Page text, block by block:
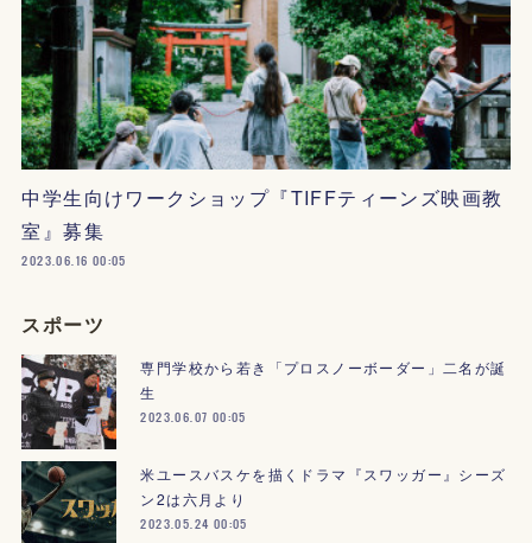
中学生向けワークショップ『TIFFティーンズ映画教
室』募集
2023.06.16 00:05
スポーツ
専門学校から若き「プロスノーボーダー」二名が誕
生
2023.06.07 00:05
米ユースバスケを描くドラマ『スワッガー』シーズ
ン2は六月より
2023.05.24 00:05